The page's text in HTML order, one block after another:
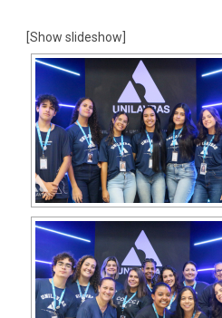
[Show slideshow]